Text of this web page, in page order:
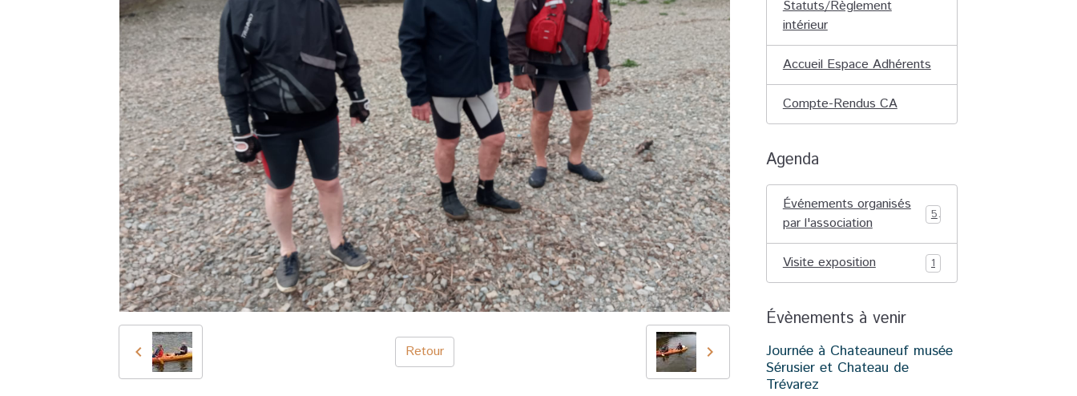
Retour
Statuts/Règlement
intérieur
Accueil Espace Adhérents
Compte-Rendus CA
Agenda
Événements organisés
par l'association
5
Visite exposition 1
Évènements à venir
Journée à Chateauneuf musée
Sérusier et Chateau de
Trévarez